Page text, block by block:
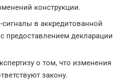
конструкции.
сигналы в аккредитованной
предоставлением декларации
о том, что изменения
закону.